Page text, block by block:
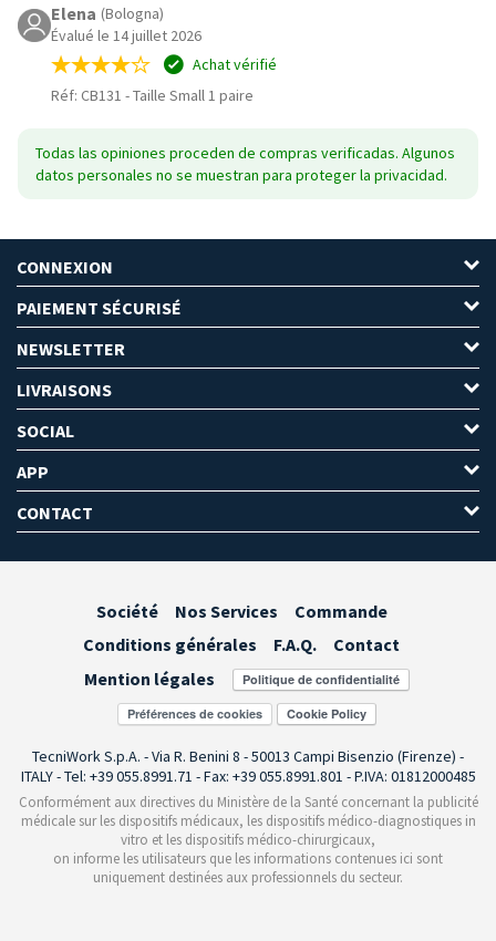
Elena (Bologna)
Évalué le 14 juillet 2026
Achat vérifié
Réf: CB131 -Taille Small 1 paire
Todas las opiniones proceden de compras verificadas. Algunos
datos personales no se muestran para proteger la privacidad.
CONNEXION
PAIEMENT SÉCURISÉ
NEWSLETTER
LIVRAISONS
SOCIAL
APP
CONTACT
Société Nos Services
Commande
Conditions générales
F.A.Q.
Contact
Mention légales
Préférences de cookies
TecniWork S.p.A. - Via R. Benini 8 - 50013 Campi Bisenzio (Firenze) -
ITALY - Tel: +39 055.8991.71 - Fax: +39 055.8991.801 - P.IVA: 01812000485
Conformément aux directives du Ministère de la Santé concernant la publicité
médicale sur les dispositifs médicaux, les dispositifs médico-diagnostiques in
vitro et les dispositifs médico-chirurgicaux,
on informe les utilisateurs que les informations contenues ici sont
uniquement destinées aux professionnels du secteur.